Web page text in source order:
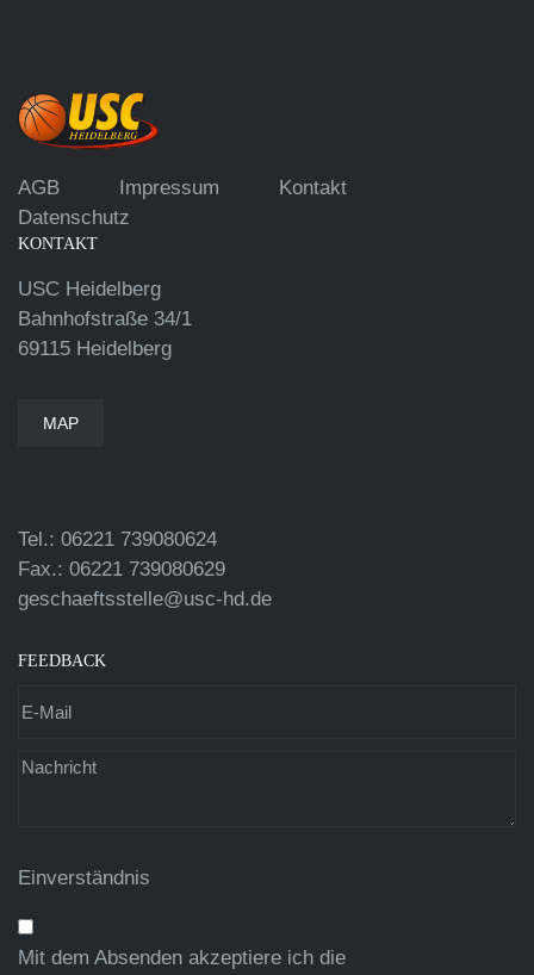
AGB Impressum
Kontakt
Datenschutz
KONTAKT
USC Heidelberg
Bahnhofstraße 34/1
69115 Heidelberg
MAP
Tel.: 06221 739080624
Fax.: 06221 739080629
geschaeftsstelle@usc-hd.de
FEEDBACK
Einverständnis
Mit dem Absenden akzeptiere ich die